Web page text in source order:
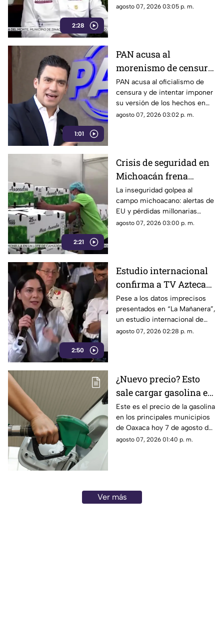
2:28
contra exfuncionarios de
agosto 07, 2026 03:05 p. m.
1:01
PAN acusa al
morenismo de censura
y de imponer narrativa
en el debate público
PAN acusa al oficialismo de
censura y de intentar imponer
su versión de los hechos en
medio del debate político
agosto 07, 2026 03:02 p. m.
2:21
Crisis de seguridad en
Michoacán frena
exportación de
aguacate y deja
pérdidas millonarias
La inseguridad golpea al
campo michoacano: alertas de
EU y pérdidas millonarias
afectan la exportación de
agosto 07, 2026 03:00 p. m.
2:50
Estudio internacional
confirma a TV Azteca
como el medio líder en
credibilidad y alcance
Pese a los datos imprecisos
presentados en “La Mañanera”,
un estudio internacional de
Reuters confirma que TV
agosto 07, 2026 02:28 p. m.
¿Nuevo precio? Esto
sale cargar gasolina en
Oaxaca este viernes 7
de agosto
Este es el precio de la gasolina
en los principales municipios
de Oaxaca hoy 7 de agosto de
2026; ten en cuenta que el
agosto 07, 2026 01:40 p. m.
Ver más